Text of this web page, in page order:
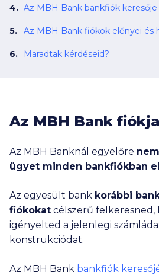
Az MBH Bank bankfiók keresője
Az MBH Bank fiókok előnyei és
Maradtak kérdéseid?
Az MBH Bank
Az MBH Banknál egyelőre
ügyet minden bankfiókban
Az egyesült bank korábbi
fiókokat célszerű felkeresned,
igényelted a jelenlegi
konstrukciódat.
Az MBH Bank bankfiók